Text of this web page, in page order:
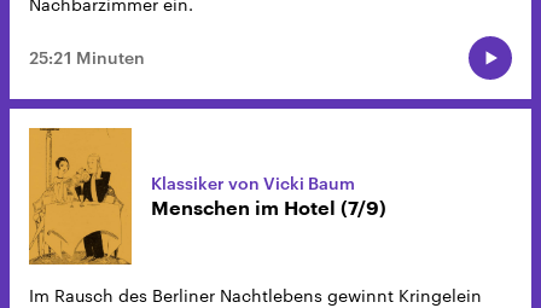
Nachbarzimmer ein.
25:21 Minuten
Klassiker von Vicki Baum
Menschen im Hotel (7/9)
Im Rausch des Berliner Nachtlebens gewinnt Kringelein